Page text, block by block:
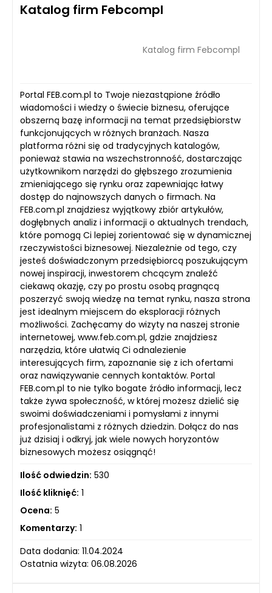
Katalog firm Febcompl
Katalog firm Febcompl
Portal FEB.com.pl to Twoje niezastąpione źródło
wiadomości i wiedzy o świecie biznesu, oferujące
obszerną bazę informacji na temat przedsiębiorstw
funkcjonujących w różnych branżach. Nasza
platforma różni się od tradycyjnych katalogów,
ponieważ stawia na wszechstronność, dostarczając
użytkownikom narzędzi do głębszego zrozumienia
zmieniającego się rynku oraz zapewniając łatwy
dostęp do najnowszych danych o firmach. Na
FEB.com.pl znajdziesz wyjątkowy zbiór artykułów,
dogłębnych analiz i informacji o aktualnych trendach,
które pomogą Ci lepiej zorientować się w dynamicznej
rzeczywistości biznesowej. Niezależnie od tego, czy
jesteś doświadczonym przedsiębiorcą poszukującym
nowej inspiracji, inwestorem chcącym znaleźć
ciekawą okazję, czy po prostu osobą pragnącą
poszerzyć swoją wiedzę na temat rynku, nasza strona
jest idealnym miejscem do eksploracji różnych
możliwości. Zachęcamy do wizyty na naszej stronie
internetowej, www.feb.com.pl, gdzie znajdziesz
narzędzia, które ułatwią Ci odnalezienie
interesujących firm, zapoznanie się z ich ofertami
oraz nawiązywanie cennych kontaktów. Portal
FEB.com.pl to nie tylko bogate źródło informacji, lecz
także żywa społeczność, w której możesz dzielić się
swoimi doświadczeniami i pomysłami z innymi
profesjonalistami z różnych dziedzin. Dołącz do nas
już dzisiaj i odkryj, jak wiele nowych horyzontów
biznesowych możesz osiągnąć!
Ilość odwiedzin: 530
Ilość kliknięć: 1
Ocena: 5
Komentarzy: 1
Data dodania: 11.04.2024
Ostatnia wizyta: 06.08.2026